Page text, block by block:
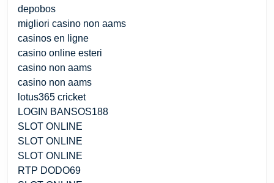
depobos
migliori casino non aams
casinos en ligne
casino online esteri
casino non aams
casino non aams
lotus365 cricket
LOGIN BANSOS188
SLOT ONLINE
SLOT ONLINE
SLOT ONLINE
RTP DODO69